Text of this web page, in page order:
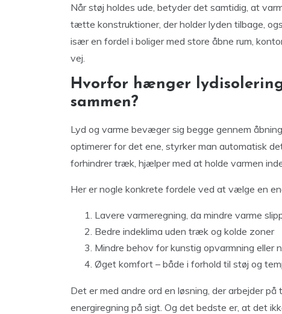
Når støj holdes ude, betyder det samtidig, at
tætte konstruktioner, der holder lyden tilbage,
især en fordel i boliger med store åbne rum,
vej.
Hvorfor hænger
sammen?
Lyd og varme bevæger sig begge gennem
optimerer for det ene, styrker man automatisk
forhindrer træk, hjælper med at holde varmen
Her er nogle konkrete fordele ved at vælge en
Lavere varmeregning, da mindre varme
Bedre indeklima uden træk og kolde zoner
Mindre behov for kunstig opvarmning eller
Øget komfort – både i forhold til støj og
Det er med andre ord en løsning, der arbejder
energiregning på sigt. Og det bedste er, at det